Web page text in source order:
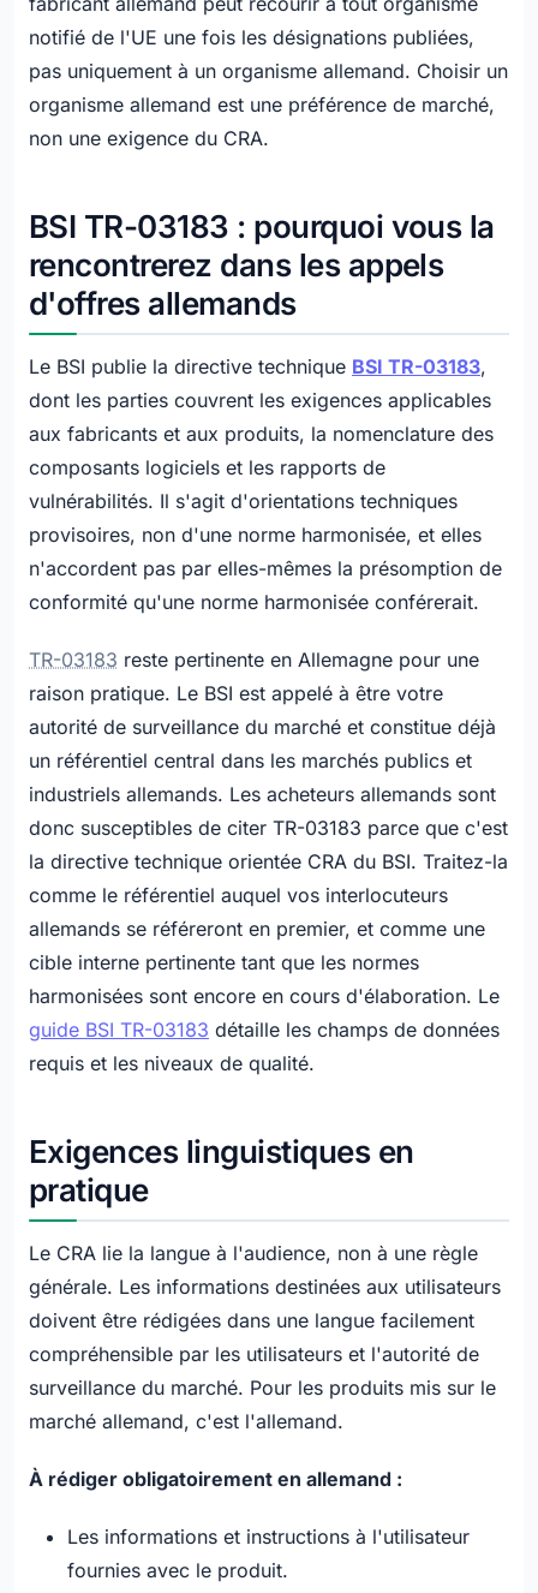
notifié de l'UE une fois les désignations publiées,
pas uniquement à un organisme allemand. Choisir un
organisme allemand est une préférence de marché,
non une exigence du CRA.
BSI TR-03183 : pourquoi vous la
rencontrerez dans les appels
d'offres allemands
Le BSI publie la directive technique BSI TR-03183,
dont les parties couvrent les exigences applicables
aux fabricants et aux produits, la nomenclature des
composants logiciels et les rapports de
vulnérabilités. Il s'agit d'orientations techniques
provisoires, non d'une norme harmonisée, et elles
n'accordent pas par elles-mêmes la présomption de
conformité qu'une norme harmonisée conférerait.
TR-03183 reste pertinente en Allemagne pour une
raison pratique. Le BSI est appelé à être votre
autorité de surveillance du marché et constitue déjà
un référentiel central dans les marchés publics et
industriels allemands. Les acheteurs allemands sont
donc susceptibles de citer TR-03183 parce que c'est
la directive technique orientée CRA du BSI. Traitez-la
comme le référentiel auquel vos interlocuteurs
allemands se référeront en premier, et comme une
cible interne pertinente tant que les normes
harmonisées sont encore en cours d'élaboration. Le
guide BSI TR-03183 détaille les champs de données
requis et les niveaux de qualité.
Exigences linguistiques en
pratique
Le CRA lie la langue à l'audience, non à une règle
générale. Les informations destinées aux utilisateurs
doivent être rédigées dans une langue facilement
compréhensible par les utilisateurs et l'autorité de
surveillance du marché. Pour les produits mis sur le
marché allemand, c'est l'allemand.
À rédiger obligatoirement en allemand :
Les informations et instructions à l'utilisateur
fournies avec le produit.